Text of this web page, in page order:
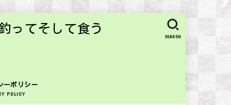
ってそして食う
ーポリシー
POLICY
SEARCH